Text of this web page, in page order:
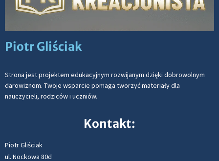
Piotr Gliściak
Strona jest projektem edukacyjnym rozwijanym dzięki dobrowolnym
darowiznom. Twoje wsparcie pomaga tworzyć materiały dla
nauczycieli, rodziców i uczniów.
Kontakt:
Piotr Gliściak
ul. Nockowa 80d